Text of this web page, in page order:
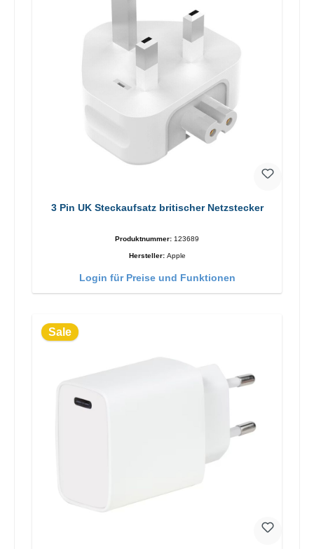
3 Pin UK Steckaufsatz britischer Netzstecker
Produktnummer: 123689
Hersteller: Apple
Login für Preise und Funktionen
Sale